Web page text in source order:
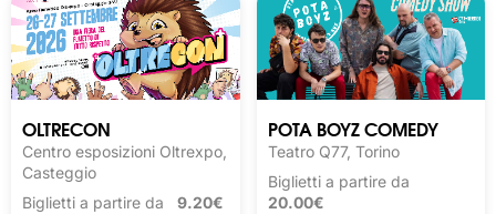
OLTRECON
Centro esposizioni Oltrexpo,
Casteggio
Biglietti a partire da 9.20€
POTA BOYZ COMEDY
Teatro Q77, Torino
Biglietti a partire da
20.00€